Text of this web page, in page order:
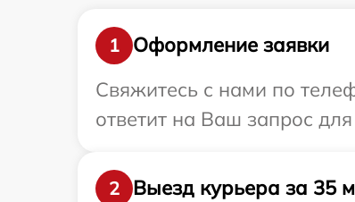
1
Оформление заявки
Свяжитесь с нами по
ответит на Ваш запрос
2
Выезд курьера за 35